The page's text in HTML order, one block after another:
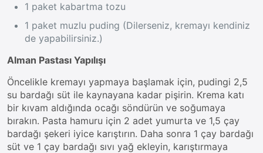
1 paket kabartma tozu
1 paket muzlu puding (Dilerseniz, kremayı kendiniz
de yapabilirsiniz.)
Alman Pastası Yapılışı
Öncelikle kremayı yapmaya başlamak için, pudingi 2,5
su bardağı süt ile kaynayana kadar pişirin. Krema katı
bir kıvam aldığında ocağı söndürün ve soğumaya
bırakın. Pasta hamuru için 2 adet yumurta ve 1,5 çay
bardağı şekeri iyice karıştırın. Daha sonra 1 çay bardağı
süt ve 1 çay bardağı sıvı yağ ekleyin, karıştırmaya